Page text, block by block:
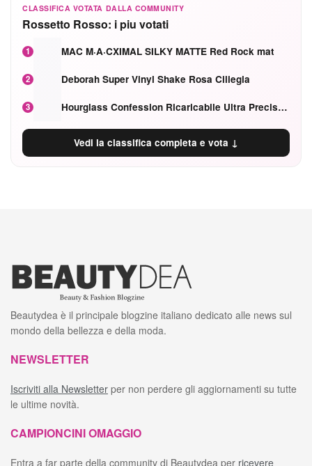
CLASSIFICA VOTATA DALLA COMMUNITY
Rossetto Rosso: i piu votati
1 MAC M·A·CXIMAL SILKY MATTE Red Rock mat
2 Deborah Super Vinyl Shake Rosa Ciliegia
3 Hourglass Confession Ricaricabile Ultra Preciso Ad Alta Intensità Secretly Classic Red
Vedi la classifica completa e vota ↓
Beautydea è il principale blogzine italiano dedicato alle news sul
mondo della bellezza e della moda.
NEWSLETTER
Iscriviti alla Newsletter per non perdere gli aggiornamenti su tutte
le ultime novità.
CAMPIONCINI OMAGGIO
Entra a far parte della community di Beautydea per ricevere